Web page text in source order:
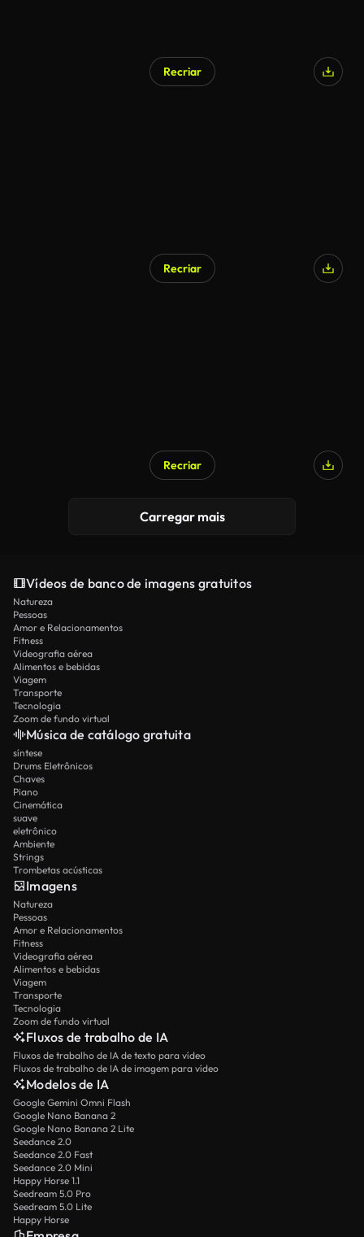
Recriar
Recriar
Recriar
Carregar mais
Vídeos de banco de imagens gratuitos
Natureza
Pessoas
Amor e Relacionamentos
Fitness
Videografia aérea
Alimentos e bebidas
Viagem
Transporte
Tecnologia
Zoom de fundo virtual
Música de catálogo gratuita
síntese
Drums Eletrônicos
Chaves
Piano
Cinemática
suave
eletrônico
Ambiente
Strings
Trombetas acústicas
Imagens
Natureza
Pessoas
Amor e Relacionamentos
Fitness
Videografia aérea
Alimentos e bebidas
Viagem
Transporte
Tecnologia
Zoom de fundo virtual
Fluxos de trabalho de IA
Fluxos de trabalho de IA de texto para vídeo
Fluxos de trabalho de IA de imagem para vídeo
Modelos de IA
Google Gemini Omni Flash
Google Nano Banana 2
Google Nano Banana 2 Lite
Seedance 2.0
Seedance 2.0 Fast
Seedance 2.0 Mini
Happy Horse 1.1
Seedream 5.0 Pro
Seedream 5.0 Lite
Happy Horse